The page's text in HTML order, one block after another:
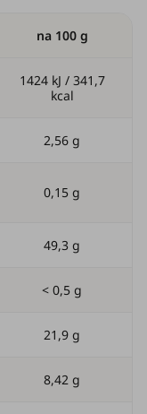
na 100 g
1424 kJ / 341,7
kcal
2,56 g
0,15 g
49,3 g
< 0,5 g
21,9 g
8,42 g